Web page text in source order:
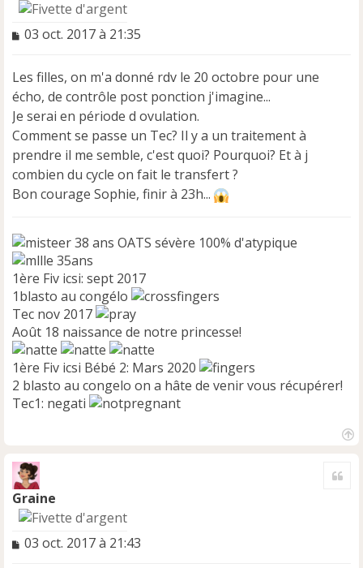
M
s
a
g
e
n
o
n
l
u
03 oct. 2017 à 21:35
Les filles, on m'a donné rdv le 20 octobre pour une
écho, de contrôle post ponction j'imagine...
Je serai en période d ovulation.
Comment se passe un Tec? Il y a un traitement à
prendre il me semble, c'est quoi? Pourquoi? Et à j
combien du cycle on fait le transfert ?
Bon courage Sophie, finir à 23h...
38 ans OATS sévère 100% d'atypique
35ans
1ère Fiv icsi: sept 2017
1blasto au congélo
Tec nov 2017
Août 18 naissance de notre princesse!
1ère Fiv icsi Bébé 2: Mars 2020
2 blasto au congelo on a hâte de venir vous récupérer!
Tec1: negati
Graine
M
03 oct. 2017 à 21:43